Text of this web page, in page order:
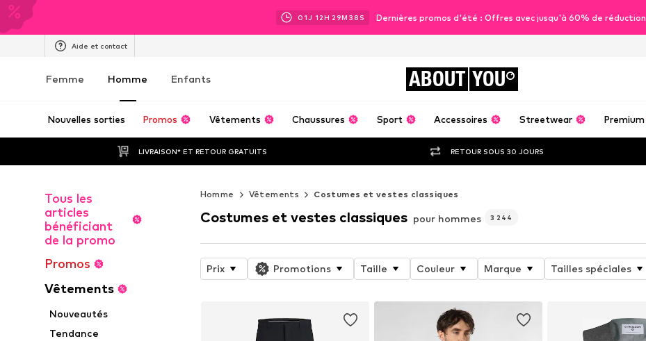
01J 12H 29M 36 S Dernières promos d'été : Offres avec jusqu'à 60% de réduction
Aide et contact
Femme Homme Enfants ABOUT YOU
Nouvelles sorties Promos Vêtements Chaussures Sport Accessoires Streetwear Premium
LIVRAISON* ET RETOUR GRATUITS RETOUR SOUS 30 JOURS
Tous les
articles
bénéficiant
de la promo
Promos
Vêtements
Nouveautés
Tendance
Homme Vêtements Costumes et vestes classiques
Costumes et vestes classiques pour hommes 3 244
Prix Promotions Taille Couleur Marque Tailles spéciales